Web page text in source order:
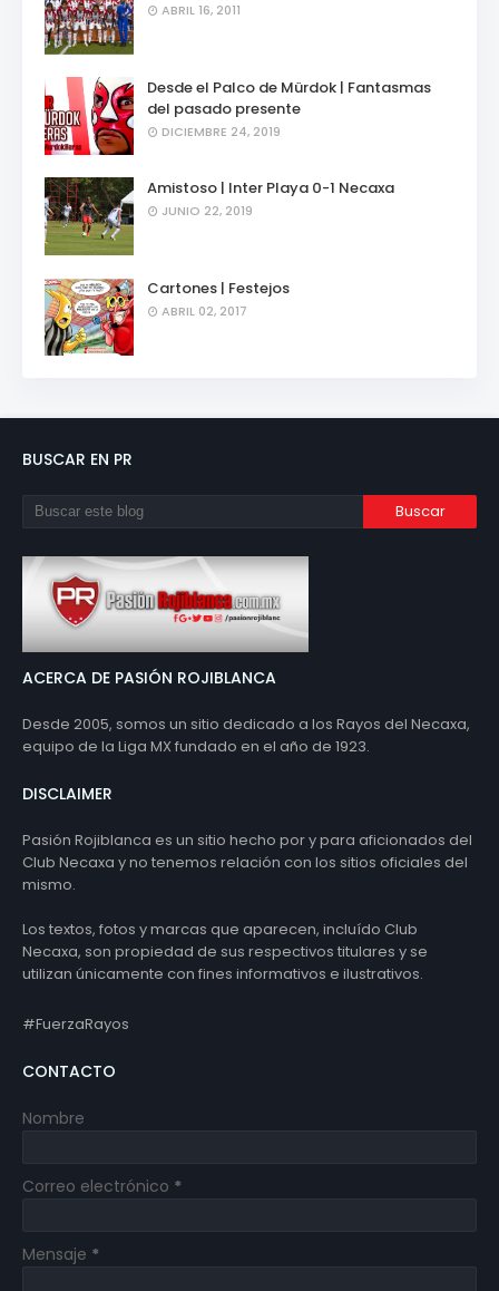
ABRIL 16, 2011
Desde el Palco de Mürdok | Fantasmas
del pasado presente
DICIEMBRE 24, 2019
Amistoso | Inter Playa 0-1 Necaxa
JUNIO 22, 2019
Cartones | Festejos
ABRIL 02, 2017
BUSCAR EN PR
ACERCA DE PASIÓN ROJIBLANCA
Desde 2005, somos un sitio dedicado a los Rayos del Necaxa,
equipo de la Liga MX fundado en el año de 1923.
DISCLAIMER
Pasión Rojiblanca es un sitio hecho por y para aficionados del
Club Necaxa y no tenemos relación con los sitios oficiales del
mismo.
Los textos, fotos y marcas que aparecen, incluído Club
Necaxa, son propiedad de sus respectivos titulares y se
utilizan únicamente con fines informativos e ilustrativos.
#FuerzaRayos
CONTACTO
Nombre
Correo electrónico *
Mensaje *